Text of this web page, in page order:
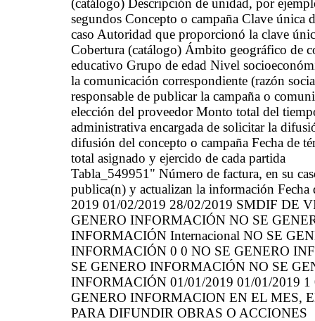
(catálogo) Descripción de unidad, por
segundos Concepto o campaña Clave
caso Autoridad que proporcionó la clave
Cobertura (catálogo) Ámbito geográfico de
educativo Grupo de edad Nivel
la comunicación correspondiente (razón
responsable de publicar la campaña o
elección del proveedor Monto total del
administrativa encargada de solicitar la
difusión del concepto o campaña Fecha de
total asignado y ejercido de cada partida
Tabla_549951" Número de factura, en su
publica(n) y actualizan la información
2019 01/02/2019 28/02/2019 SMDIF DE
GENERO INFORMACIÓN NO SE
INFORMACIÓN Internacional NO SE
INFORMACIÓN 0 0 NO SE GENERO
SE GENERO INFORMACIÓN NO SE
INFORMACIÓN 01/01/2019 01/01/2019
GENERO INFORMACION EN EL MES,
PARA DIFUNDIR OBRAS O ACCIONES